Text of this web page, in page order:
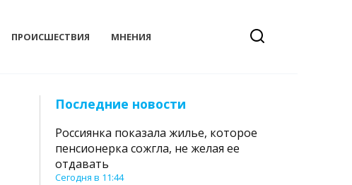
ПРОИСШЕСТВИЯ МНЕНИЯ
Последние новости
Россиянка показала жилье, которое
пенсионерка сожгла, не желая ее
отдавать
Сегодня в 11:44